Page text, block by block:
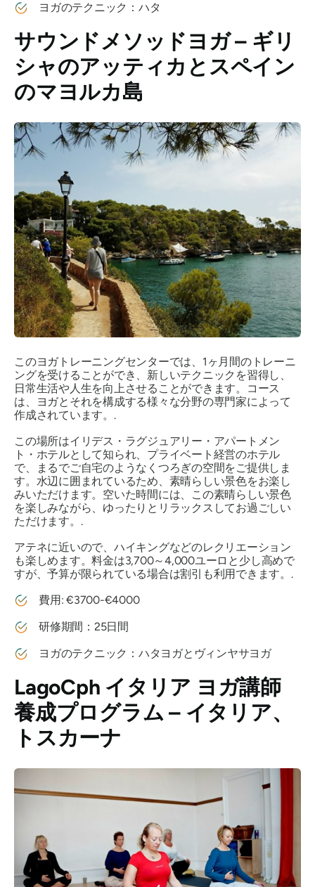
ヨガのテクニック：ハタ
サウンドメソッドヨガ – ギリ
シャのアッティカとスペイン
のマヨルカ島
このヨガトレーニングセンターでは、1ヶ月間のトレーニ
ングを受けることができ、新しいテクニックを習得し、
日常生活や人生を向上させることができます。コース
は、ヨガとそれを構成する様々な分野の専門家によって
作成されています。.
この場所はイリデス・ラグジュアリー・アパートメン
ト・ホテルとして知られ、プライベート経営のホテル
で、まるでご自宅のようなくつろぎの空間をご提供しま
す。水辺に囲まれているため、素晴らしい景色をお楽し
みいただけます。空いた時間には、この素晴らしい景色
を楽しみながら、ゆったりとリラックスしてお過ごしい
ただけます。.
アテネに近いので、ハイキングなどのレクリエーション
も楽しめます。料金は3,700～4,000ユーロと少し高めで
すが、予算が限られている場合は割引も利用できます。.
費用: €3700-€4000
研修期間：25日間
ヨガのテクニック：ハタヨガとヴィンヤサヨガ
LagoCph イタリア ヨガ講師
養成プログラム – イタリア、
トスカーナ